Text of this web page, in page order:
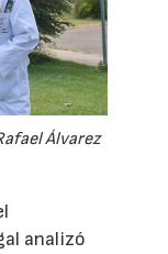
Álvarez
analizó